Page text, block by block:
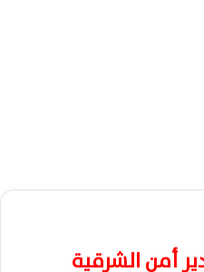
أمن الشرقية